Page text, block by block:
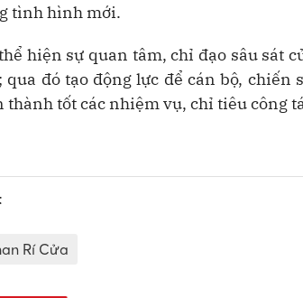
tình hình mới.
hiện sự quan tâm, chỉ đạo sâu sát
qua đó tạo động lực để cán bộ,
thành tốt các nhiệm vụ, chỉ tiêu công
Rí Cửa